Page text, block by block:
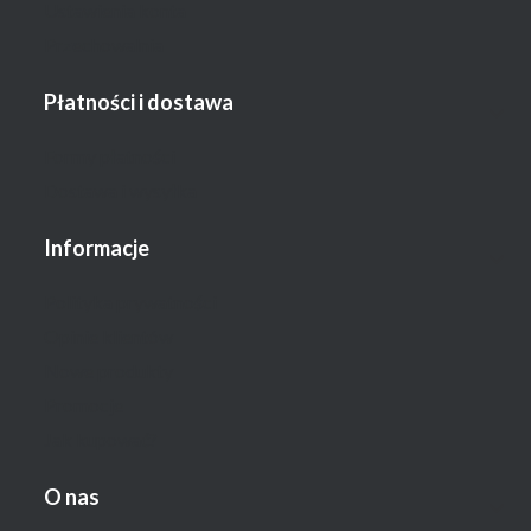
Płatności i dostawa
Informacje
O nas